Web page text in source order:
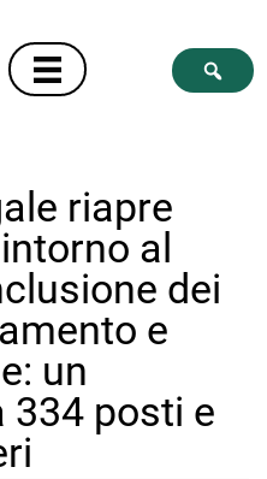
riapre
al
dei
e
un
334 posti e